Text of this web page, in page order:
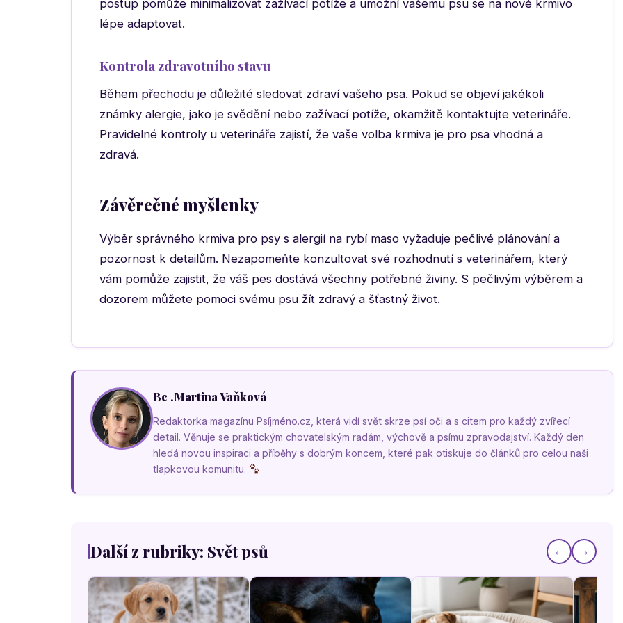
postup pomůže minimalizovat zažívací potíže a umožní vašemu psu se na nové krmivo
lépe adaptovat.
Kontrola zdravotního stavu
Během přechodu je důležité sledovat zdraví vašeho psa. Pokud se objeví jakékoli
známky alergie, jako je svědění nebo zažívací potíže, okamžitě kontaktujte veterináře.
Pravidelné kontroly u veterináře zajistí, že vaše volba krmiva je pro psa vhodná a
zdravá.
Závěrečné myšlenky
Výběr správného krmiva pro psy s alergií na rybí maso vyžaduje pečlivé plánování a
pozornost k detailům. Nezapomeňte konzultovat své rozhodnutí s veterinářem, který
vám pomůže zajistit, že váš pes dostává všechny potřebné živiny. S pečlivým výběrem a
dozorem můžete pomoci svému psu žít zdravý a šťastný život.
Bc .Martina Vaňková
Redaktorka magazínu Psíjméno.cz, která vidí svět skrze psí oči a s citem pro každý zvířecí
detail. Věnuje se praktickým chovatelským radám, výchově a psímu zpravodajství. Každý den
hledá novou inspiraci a příběhy s dobrým koncem, které pak otiskuje do článků pro celou naši
tlapkovou komunitu.
Další z rubriky: Svět psů ← →